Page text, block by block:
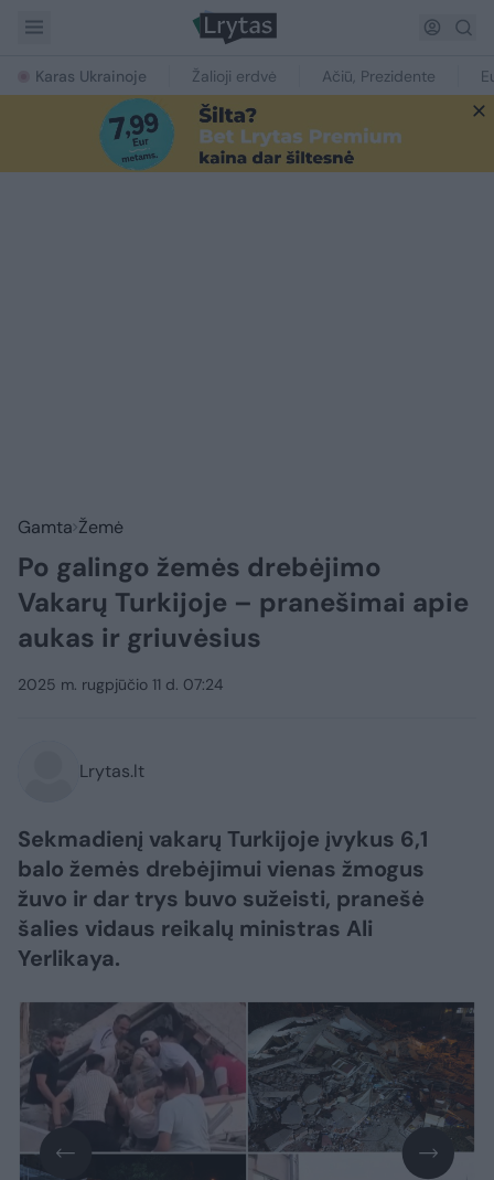
Karas Ukrainoje Žalioji erdvė Ačiū, Prezidente
Gamta Žemė
Po galingo žemės drebėjimo
Vakarų Turkijoje – pranešimai apie
aukas ir griuvėsius
2025 m. rugpjūčio 11 d. 07:24
Lrytas.lt
Sekmadienį vakarų Turkijoje įvykus 6,1
balo žemės drebėjimui vienas žmogus
žuvo ir dar trys buvo sužeisti, pranešė
šalies vidaus reikalų ministras Ali
Yerlikaya.